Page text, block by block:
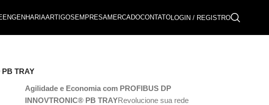
ENGENHARIAARTIGOS EMPRESAMERCADOCONTATOLOGIN / REGISTRO
TRAY
Agilidade e Economia com PROFIBUS DP
INNOVTRONIC® PB TRAYRevolucione sua rede